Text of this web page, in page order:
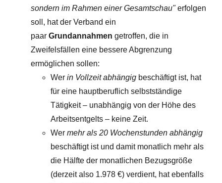
sondern im Rahmen einer Gesamtschau"erfolgen
soll, hat der Verband ein
paarGrundannahmen getroffen, die in
Zweifelsfällen eine bessere Abgrenzung
ermöglichen sollen:
Werin Vollzeit abhängig beschäftigt ist, hat
für eine hauptberuflich selbstständige
Tätigkeit – unabhängig von der Höhe des
Arbeitsentgelts – keine Zeit.
Wermehr als 20 Wochenstunden abhängig
beschäftigt ist und damit monatlich mehr als
die Hälfte der monatlichen Bezugsgröße
(derzeit also 1.978 €) verdient, hat ebenfalls